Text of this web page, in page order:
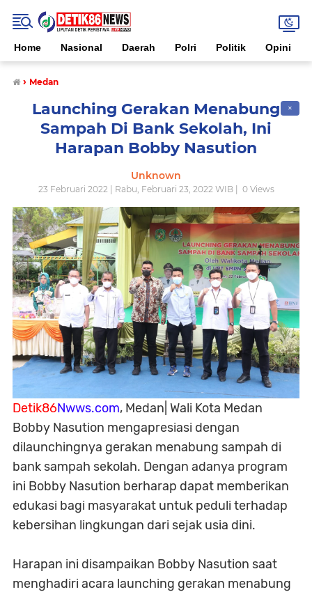
Home Nasional Daerah Polri Politik Opini
› Medan
✕
Launching Gerakan Menabung
Sampah Di Bank Sekolah, Ini
Harapan Bobby Nasution
Unknown
23 Februari 2022 | Rabu, Februari 23, 2022 WIB | 0Views
Detik86Nwws.com, Medan| Wali Kota Medan
Bobby Nasution mengapresiasi dengan
dilaunchingnya gerakan menabung sampah di
bank sampah sekolah. Dengan adanya program
ini Bobby Nasution berharap dapat memberikan
edukasi bagi masyarakat untuk peduli terhadap
kebersihan lingkungan dari sejak usia dini.
Harapan ini disampaikan Bobby Nasution saat
menghadiri acara launching gerakan menabung